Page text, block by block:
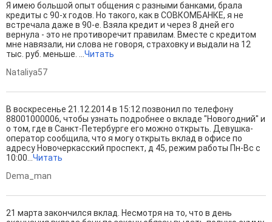
Я имею большой опыт общения с разными банками, брала
кредиты с 90-х годов. Но такого, как в СОВКОМБАНКЕ, я не
встречала даже в 90-е. Взяла кредит и через 8 дней его
вернула - это не противоречит правилам. Вместе с кредитом
мне навязали, ни слова не говоря, страховку и выдали на 12
тыс. руб. меньше. ...Читать
Nataliya57
В воскресенье 21.12.2014 в 15:12 позвонил по телефону
88001000006, чтобы узнать подробнее о вкладе "Новогодний" и
о том, где в Санкт-Петербурге его можно открыть. Девушка-
оператор сообщила, что я могу открыть вклад в офисе по
адресу Новочеркасский проспект, д 45, режим работы Пн-Вс с
10:00...Читать
Dema_man
21 марта закончился вклад. Несмотря на то, что в день